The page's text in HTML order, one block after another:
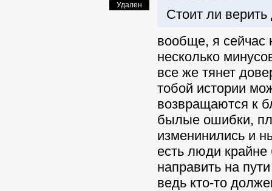
Удален
Стоит ли
вообще, я сейчас
несколько
все же тянет
тобой истории
возвращаются к
былые ошибки,
изменинились и
есть люди крайне
направить на
ведь кто-то